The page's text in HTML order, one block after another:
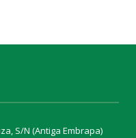
S/N (Antiga Embrapa)